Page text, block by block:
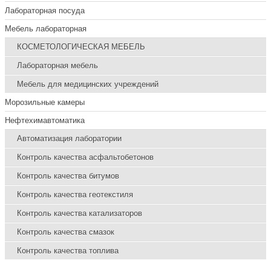
Лабораторная посуда
Мебель лабораторная
КОСМЕТОЛОГИЧЕСКАЯ МЕБЕЛЬ
Лабораторная мебель
Мебель для медицинских учреждений
Морозильные камеры
Нефтехимавтоматика
Автоматизация лаборатории
Контроль качества асфальтобетонов
Контроль качества битумов
Контроль качества геотекстиля
Контроль качества катализаторов
Контроль качества смазок
Контроль качества топлива